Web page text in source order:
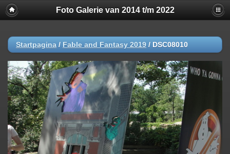
Foto Galerie van 2014 t/m 2022
Startpagina / Fable and Fantasy 2019 / DSC08010